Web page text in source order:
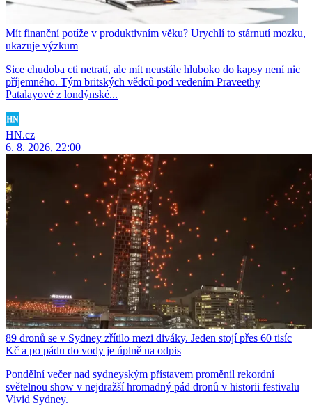
Mít finanční potíže v produktivním věku? Urychlí to stárnutí mozku,
ukazuje výzkum
Sice chudoba cti netratí, ale mít neustále hluboko do kapsy není nic
příjemného. Tým britských vědců pod vedením Praveethy
Patalayové z londýnské...
HN.cz
6. 8. 2026, 22:00
89 dronů se v Sydney zřítilo mezi diváky. Jeden stojí přes 60 tisíc
Kč a po pádu do vody je úplně na odpis
Pondělní večer nad sydneyským přístavem proměnil rekordní
světelnou show v nejdražší hromadný pád dronů v historii festivalu
Vivid Sydney.